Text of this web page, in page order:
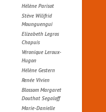
Hélène Parisot
Stève Wilifrid
Mounguengui
Elizabeth Legros
Chapuis
Véronique Leroux-
Hugon
Hélène Gestern
Renée Vivien
Blossom Margaret
Douthat Segaloff
Marie-Danielle